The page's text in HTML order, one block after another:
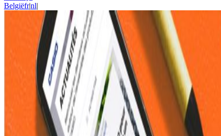
Belgiëfr|nl|